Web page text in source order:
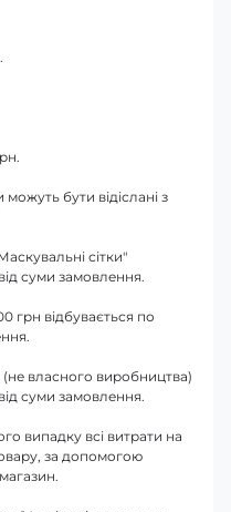
бути відіслані з
сітки"
суми замовлення.
грн відбувається по
власного виробництва)
суми замовлення.
випадку всі витрати на
за допомогою